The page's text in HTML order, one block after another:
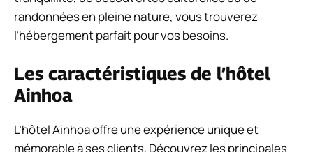
randonnées en pleine nature, vous trouverez
l’hébergement parfait pour vos besoins.
Les caractéristiques de l’hôtel
Ainhoa
L’hôtel Ainhoa offre une expérience unique et
mémorable à ses clients. Découvrez les principales